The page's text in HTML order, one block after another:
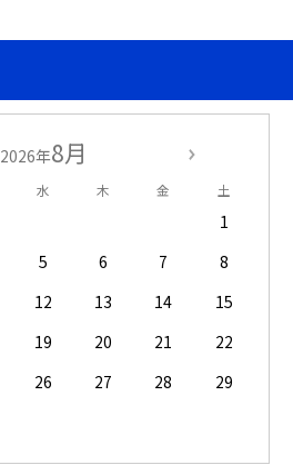
2026年8月
水 木 金 土
1
5 6 7
8
12 13 14
15
19 20 21
22
26 27 28
29